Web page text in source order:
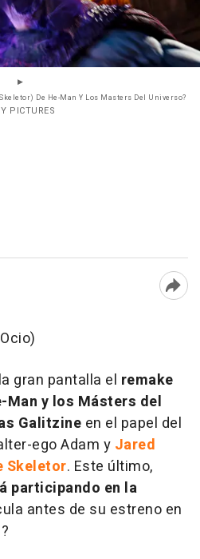
De He-Man Y Los Masters Del Universo?
PICTURES
gran pantalla el remake
Man y los Másters del
Galitzine en el papel del
ego Adam y Jared
Skeletor. Este último,
participando en la
antes de su estreno en